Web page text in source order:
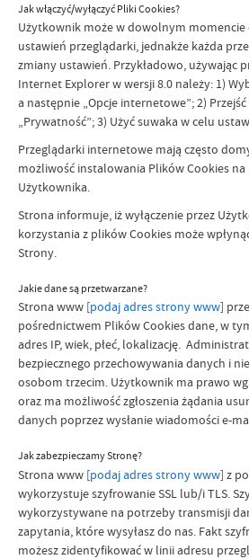
Jak włączyć/wyłączyć Pliki Cookies?
Użytkownik może w dowolnym
ustawień przeglądarki, jednakże każda
zmiany ustawień. Przykładowo, używając
Internet Explorer w wersji 8.0 należy: 1)
a następnie „Opcje internetowe”; 2)
„Prywatność”; 3) Użyć suwaka w celu
Przeglądarki internetowe mają często
możliwość instalowania Plików Cookies
Użytkownika.
Strona informuje, iż wyłączenie przez
korzystania z plików Cookies może
Strony.
Jakie dane są przetwarzane?
Strona www [podaj adres strony www]
pośrednictwem Plików Cookies dane, w
adres IP, wiek, płeć, lokalizację.
bezpiecznego przechowywania danych i
osobom trzecim. Użytkownik ma prawo
oraz ma możliwość zgłoszenia żądania
danych poprzez wysłanie wiadomości e-
Jak zabezpieczamy Stronę?
Strona www [podaj adres strony www] z
wykorzystuje szyfrowanie SSL lub/i TLS.
wykorzystywane na potrzeby transmisji
zapytania, które wysyłasz do nas. Fakt
możesz zidentyfikować w linii adresu